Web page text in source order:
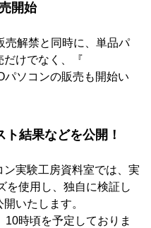
開始
売解禁と同時に、単品パ
だけでなく、『
パソコンの販売も開始い
結果などを公開！
実験工房資料室では、実
を使用し、独自に検証し
いたします。
時頃を予定しておりま